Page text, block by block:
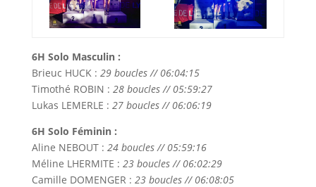
6H Solo Masculin :
Brieuc HUCK : 29 boucles // 06:04:15
Timothé ROBIN : 28 boucles // 05:59:27
Lukas LEMERLE : 27 boucles // 06:06:19
6H Solo Féminin :
Aline NEBOUT : 24 boucles // 05:59:16
Méline LHERMITE : 23 boucles // 06:02:29
Camille DOMENGER : 23 boucles // 06:08:05